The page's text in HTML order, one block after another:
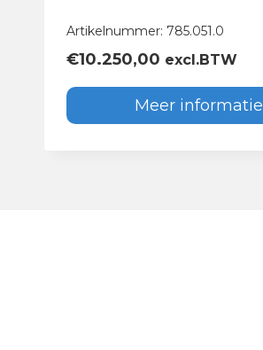
Artikelnummer: 785.051.0
€10.250,00 excl.BTW
Meer informatie